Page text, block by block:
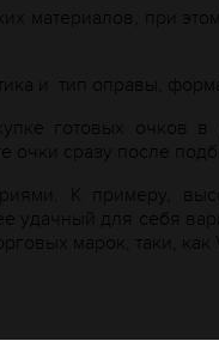
материалов, при
и
тип оправы,
готовых очков в
сразу после
К примеру,
для себя
марок, таки, как